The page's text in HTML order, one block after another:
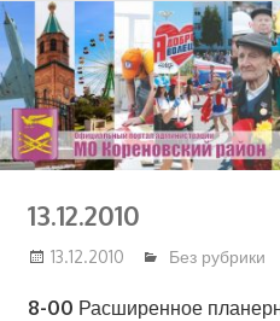
Перейти
к
содержимому
13.12.2010
13.12.2010 Без рубрики
8-00 Расширенное